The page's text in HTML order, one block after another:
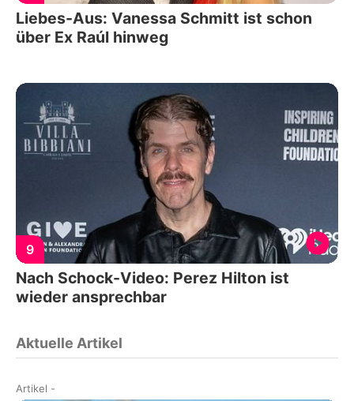
Liebes-Aus: Vanessa Schmitt ist schon
über Ex Raúl hinweg
9
Nach Schock-Video: Perez Hilton ist
wieder ansprechbar
Aktuelle Artikel
Artikel -